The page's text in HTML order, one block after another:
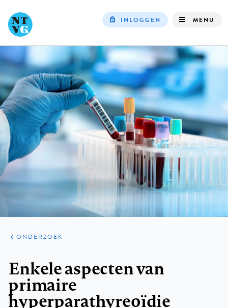
navigation
INLOGGEN MENU
ARTIKELEN
ONDERZOEK
ONDERZOEK
Enkele aspecten van
primaire
hyperparathyreoïdie